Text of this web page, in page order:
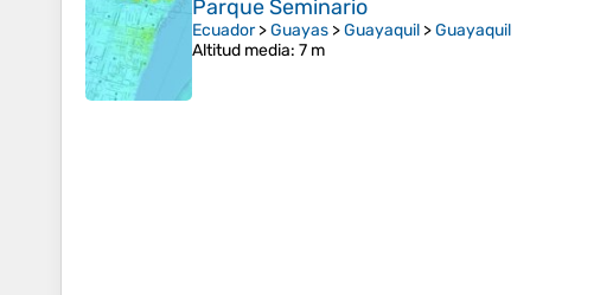
Parque Seminario
Ecuador>Guayas >Guayaquil >Guayaquil
Altitud media: 7 m